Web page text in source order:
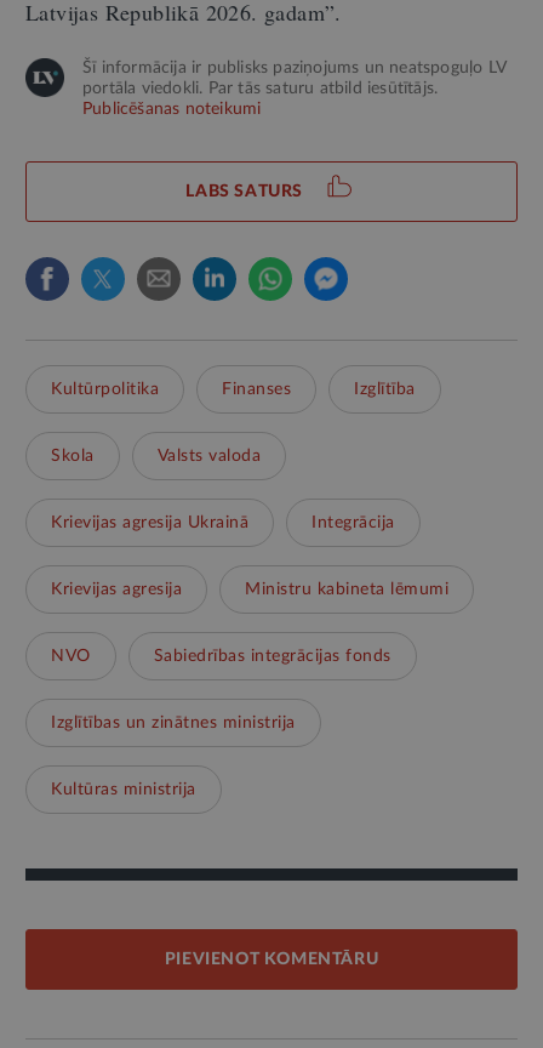
Latvijas Republikā 2026. gadam”.
Šī informācija ir publisks paziņojums un neatspoguļo LV
portāla viedokli. Par tās saturu atbild iesūtītājs.
Publicēšanas noteikumi
LABS SATURS
Kultūrpolitika Finanses Izglītība
Skola Valsts valoda
Krievijas agresija Ukrainā Integrācija
Krievijas agresija Ministru kabineta lēmumi
NVO Sabiedrības integrācijas fonds
Izglītības un zinātnes ministrija
Kultūras ministrija
PIEVIENOT KOMENTĀRU